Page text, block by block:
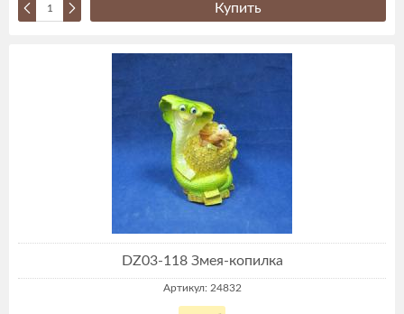
Купить
DZ03-118 Змея-копилка
Артикул: 24832